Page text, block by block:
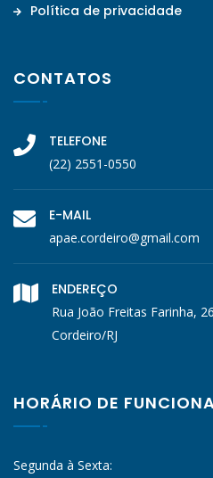
Política de privacidade
CONTATOS
TELEFONE
(22) 2551-0550
E-MAIL
apae.cordeiro@gmail.com
ENDEREÇO
Rua João Freitas Farinha,
Cordeiro/RJ
HORÁRIO DE
Segunda à Sexta: